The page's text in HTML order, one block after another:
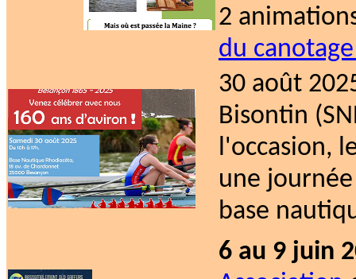
2
du
30 août
Bisontin
l'occasion,
une
base
6 au 9 juin